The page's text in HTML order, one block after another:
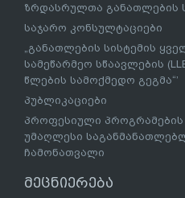
ზრდასრულთა განათლების
საჯარო კონსულტაციები
„განათლების სისტემის
სამეწარმეო სწაავლების
წლების სამოქმედო გეგმა“’
პუბლიკაციები
პროფესიული
უმაღლესი
ჩამონათვალი
მეცნიერება